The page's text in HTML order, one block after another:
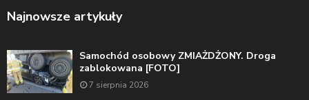
Najnowsze artykuły
Samochód osobowy ZMIAŻDŻONY. Droga
zablokowana [FOTO]
7 sierpnia 2026